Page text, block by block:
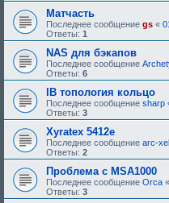
Матчасть
Последнее сообщение gs «
Ответы: 1
NAS для бэкапов
Последнее сообщение
Ответы: 6
IB топология кольцо
Последнее сообщение sharp
Ответы: 3
Xyratex 5412e
Последнее сообщение arc-xel
Ответы: 2
Проблема с MSA1000
Последнее сообщение Orca «
Ответы: 3